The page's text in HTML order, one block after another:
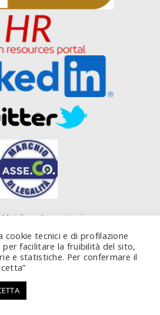
Majolino- Piazza Verbano,
- P. IVA 10843450585
web agency Roma
cookie tecnici e di profilazione
facilitare la fruibilità del sito,
e statistiche. Per confermare il